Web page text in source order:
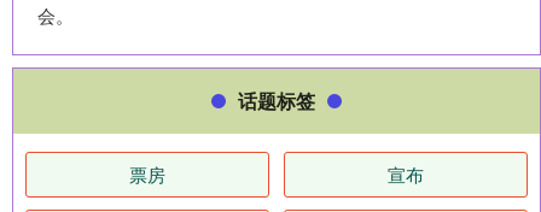
会。
话题标签
票房 宣布